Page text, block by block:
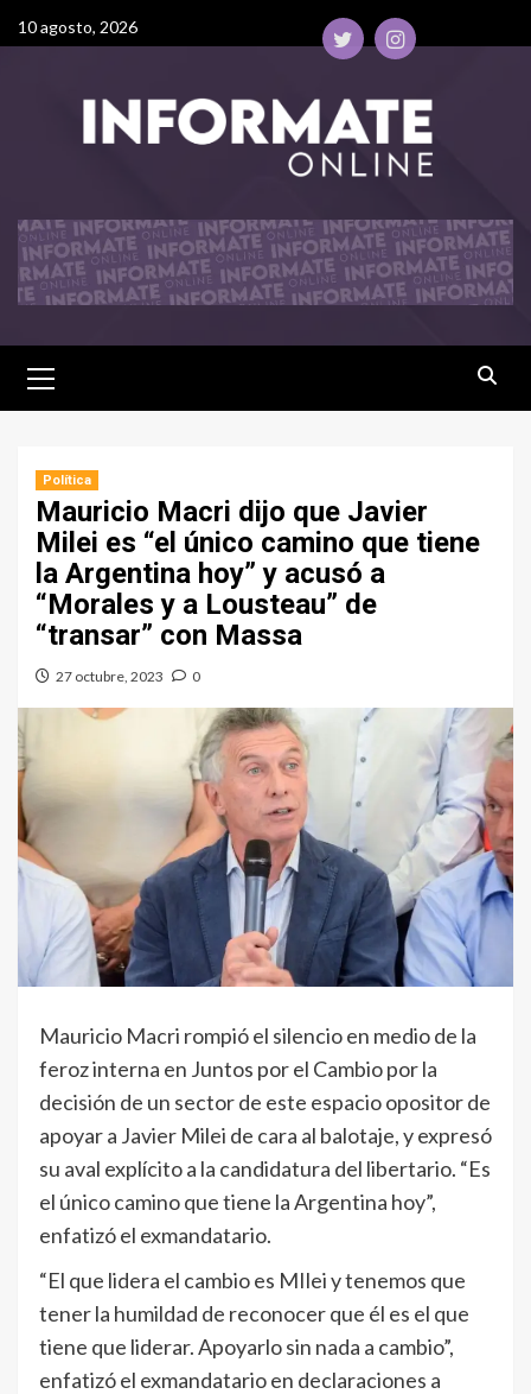
10 agosto, 2026
Política
Mauricio Macri dijo que Javier
Milei es “el único camino que tiene
la Argentina hoy” y acusó a
“Morales y a Lousteau” de
“transar” con Massa
27 octubre, 2023 0
Mauricio Macri rompió el silencio en medio de la
feroz interna en Juntos por el Cambio por la
decisión de un sector de este espacio opositor de
apoyar a Javier Milei de cara al balotaje, y expresó
su aval explícito a la candidatura del libertario. “Es
el único camino que tiene la Argentina hoy”,
enfatizó el exmandatario.
“El que lidera el cambio es MIlei y tenemos que
tener la humildad de reconocer que él es el que
tiene que liderar. Apoyarlo sin nada a cambio”,
enfatizó el exmandatario en declaraciones a